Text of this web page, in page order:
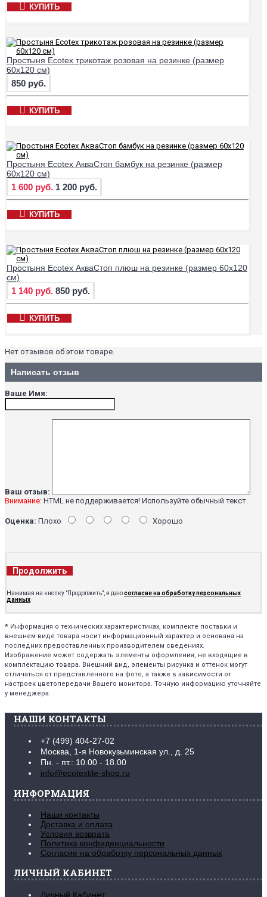
КУПИТЬ
Простыня Ecotex трикотаж розовая на резинке (размер
60х120 см)
850 руб.
КУПИТЬ
Простыня Ecotex АкваСтоп бамбук на резинке (размер
60х120 см)
1 600 руб. 1 200 руб.
КУПИТЬ
Простыня Ecotex АкваСтоп плюш на резинке (размер 60х120
см)
1 140 руб. 850 руб.
КУПИТЬ
Нет отзывов об этом товаре.
Написать отзыв
Ваше Имя:
Ваш отзыв:
Внимание: HTML не поддерживается! Используйте обычный текст.
Оценка: Плохо Хорошо
Продолжить
Нажимая на кнопку "Продолжить", я даюсогласие на обработку персональных
данных
* Информация о технических характеристиках, комплекте поставки и
внешнем виде товара носит информационный характер и основана на
последних предоставленных производителем сведениях.
Изображение может содержать элементы оформления, не входящие в
комплектацию товара. Внешний вид, элементы рисунка и оттенок могут
отличаться от представленного на фото, а также в зависимости от
настроек цветопередачи Вашего монитора. Точную информацию уточняйте
у менеджера.
НАШИ КОНТАКТЫ
+7 (499) 404-27-02
Москва, 1-я Новокузьминская ул., д. 25
Пн. - пт.: 10.00 - 18.00
info@ecotextile-shop.ru
ИНФОРМАЦИЯ
Наши контакты
Доставка и оплата
Условия возврата
Политика конфиденциальности
Согласие на обработку персональных данных
ЛИЧНЫЙ КАБИНЕТ
Личный Кабинет